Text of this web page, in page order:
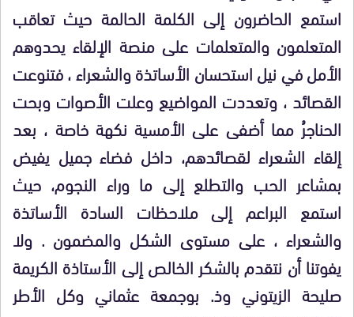
استمع الحاضرون إلى الكلمة الحالمة حيث تعاقب
المتعلمون والمتعلمات على منصة الإلقاء يحدوهم
الأمل في نيل استحسان الأساتذة والشعراء ، فتنوعت
القصائد ، وتعددت المواضيع وعلت الأصوات وبحت
الحناجرُ مما أضفى على الأمسية نكهة خاصة ، بعد
إلقاء الشعراء لقصائدهم، داخل فضاء جميل يفيض
بمشاعر الحب والتطلع إلى ما وراء النجوم، حيث
استمع البراعم إلى ملاحظات السادة الأساتذة
والشعراء ، على مستوى الشكل والمضمون . ولا
يفوتنا أن نتقدم بالشكر الخالص إلى الأستاذة الكريمة
صليحة الزيتوني وذ. بوجمعة عثماني وكل الأطر